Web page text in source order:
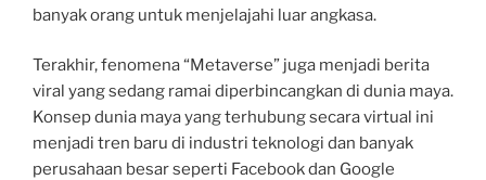
banyak orang untuk menjelajahi luar angkasa.
Terakhir, fenomena “Metaverse” juga menjadi berita
viral yang sedang ramai diperbincangkan di dunia maya.
Konsep dunia maya yang terhubung secara virtual ini
menjadi tren baru di industri teknologi dan banyak
perusahaan besar seperti Facebook dan Google